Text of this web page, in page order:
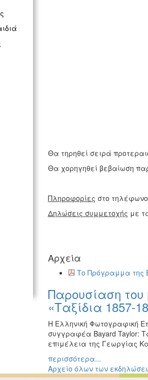
Θα τηρηθεί σειρά
Θα χορηγηθεί βεβαίωση
Πληροφορίες στο
Δηλώσεις συμμετοχής με
Αρχεία
Το Πρόγραμμα της
Παρουσίαση του
«Ταξίδια 1857-
Η Ελληνική Φωτογραφική
συγγραφέα Bayard Taylor:
επιμέλεια της Γεωργίας
περισσότερα...
Αρχείο όλων των